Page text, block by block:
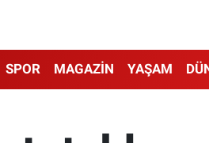
SPOR MAGAZİN YAŞAM